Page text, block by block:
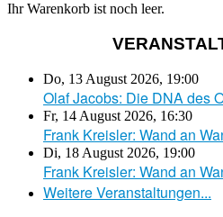
Ihr Warenkorb ist noch leer.
Do, 13 August 2026, 19:00
Olaf Jacobs: Die DNA des
Fr, 14 August 2026, 16:30
Frank Kreisler: Wand an
Di, 18 August 2026, 19:00
Frank Kreisler: Wand an
Weitere Veranstaltungen...